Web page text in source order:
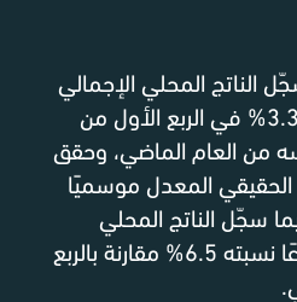
الناتج المحلي الإجمالي
الحقيقي ارتفاعًا بنسبة 3.3% في الربع الأول من
نفسه من العام الماضي، وحقق
الحقيقي المعدل موسميًا
4.2%، فيما سجّل الناتج المحلي
الإجمالي الاسمي ارتفاعًا نسبته 6.5% مقارنة بالربع